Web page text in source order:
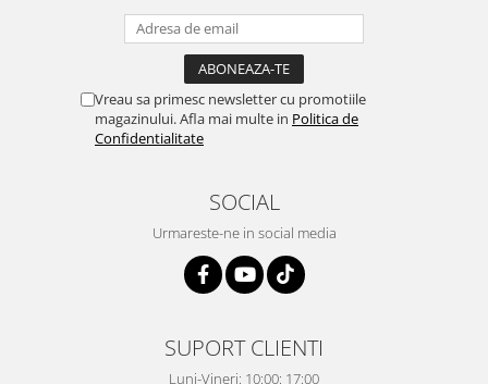
Vreau sa primesc newsletter cu promotiile
magazinului. Afla mai multe in Politica de
Confidentialitate
SOCIAL
Urmareste-ne in social media
SUPORT CLIENTI
Luni-Vineri: 10:00: 17:00